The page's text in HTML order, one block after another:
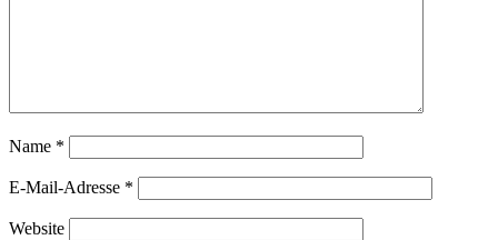
Name *
E-Mail-Adresse *
Website